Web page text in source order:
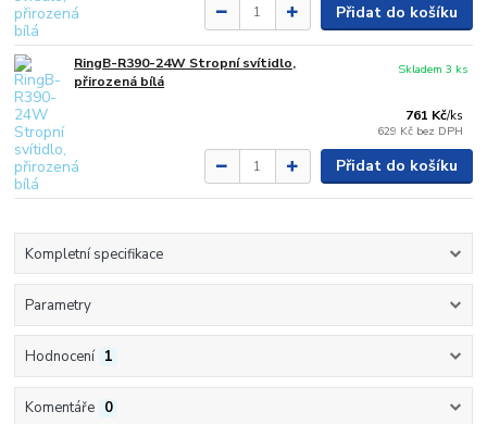
Přidat do košíku
RingB-R390-24W Stropní svítidlo,
přirozená bílá
761 Kč/ks
629 Kč bez DPH
Skladem 3 ks
Přidat do košíku
Kompletní specifikace
Parametry
Hodnocení 1
Komentáře 0